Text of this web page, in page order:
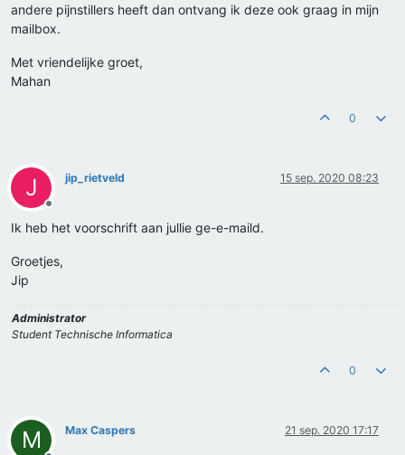
andere pijnstillers heeft dan ontvang ik deze ook graag in mijn
mailbox.
Met vriendelijke groet,
Mahan
0
J
Offline
jip_rietveld 15 sep. 2020 08:23
Ik heb het voorschrift aan jullie ge-e-maild.
Groetjes,
Jip
Administrator
Student Technische Informatica
0
M Max Caspers 21 sep. 2020 17:17